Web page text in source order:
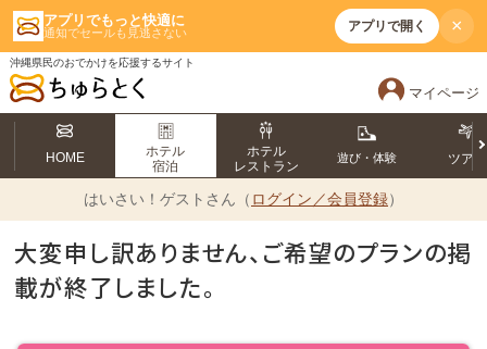
アプリでもっと快適に
通知でセールも見逃さない アプリで開く ×
沖縄県民のおでかけを応援するサイト
マイページ
HOME
ホテル
宿泊
ホテル
レストラン
遊び・体験 ツアー
はいさい！ ゲストさん（ ログイン／会員登録）
大変申し訳ありません、ご希望のプランの掲
載が終了しました。